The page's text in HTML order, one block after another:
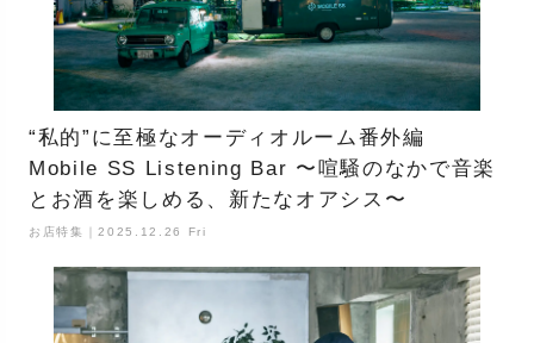
“私的”に至極なオーディオルーム番外編
Mobile SS Listening Bar 〜喧騒のなかで音楽
とお酒を楽しめる、新たなオアシス〜
お店特集｜2025.12.26 Fri